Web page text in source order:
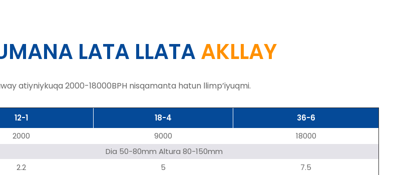
LATA LLATA AKLLAY
atiyniykuqa 2000-18000BPH nisqamanta hatun llimp’iyuqmi.
12-1 18-4
36-6
2000 9000
18000
Dia 50-80mm Altura 80-150mm
2.2 5
7.5